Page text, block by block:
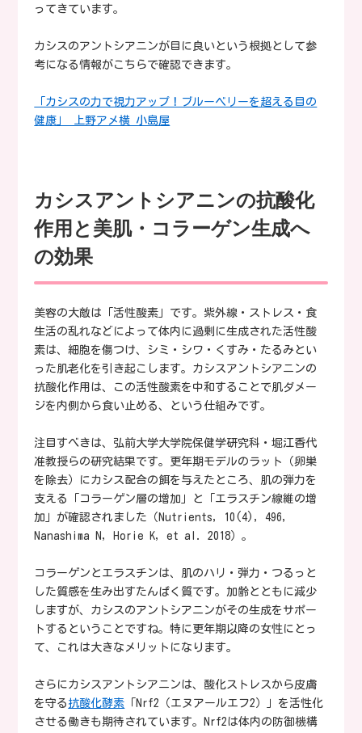
ってきています。
カシスのアントシアニンが目に良いという根拠として参
考になる情報がこちらで確認できます。
「カシスの力で視力アップ！ブルーベリーを超える目の
健康」 上野アメ横 小島屋
カシスアントシアニンの抗酸化
作用と美肌・コラーゲン生成へ
の効果
美容の大敵は「活性酸素」です。紫外線・ストレス・食
生活の乱れなどによって体内に過剰に生成された活性酸
素は、細胞を傷つけ、シミ・シワ・くすみ・たるみとい
った肌老化を引き起こします。カシスアントシアニンの
抗酸化作用は、この活性酸素を中和することで肌ダメー
ジを内側から食い止める、という仕組みです。
注目すべきは、弘前大学大学院保健学研究科・堀江香代
准教授らの研究結果です。更年期モデルのラット（卵巣
を除去）にカシス配合の餌を与えたところ、肌の弾力を
支える「コラーゲン層の増加」と「エラスチン線維の増
加」が確認されました（Nutrients, 10(4), 496,
Nanashima N, Horie K, et al. 2018）。
コラーゲンとエラスチンは、肌のハリ・弾力・つるっと
した質感を生み出すたんぱく質です。加齢とともに減少
しますが、カシスのアントシアニンがその生成をサポー
トするということですね。特に更年期以降の女性にとっ
て、これは大きなメリットになります。
さらにカシスアントシアニンは、酸化ストレスから皮膚
を守る 抗酸化酵素 「Nrf2（エヌアールエフ2）」を活性化
させる働きも期待されています。Nrf2は体内の防御機構